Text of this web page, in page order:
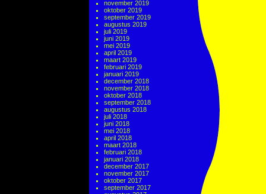
november 2019
oktober 2019
september 2019
augustus 2019
juli 2019
juni 2019
mei 2019
april 2019
maart 2019
februari 2019
januari 2019
december 2018
november 2018
oktober 2018
september 2018
augustus 2018
juli 2018
juni 2018
mei 2018
april 2018
maart 2018
februari 2018
januari 2018
december 2017
november 2017
oktober 2017
september 2017